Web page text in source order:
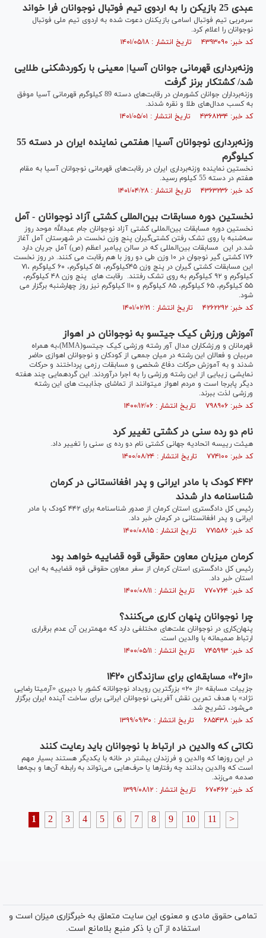
عبدی 25 بازیکن را به اردوی تیم فوتبال نوجوانان فرا خواند
سرمربی تیم فوتبال اسامی بازیکنان دعوت شده به اردوی تیم ملی فوتبال
نوجوانان را اعلام کرد.
کد خبر: ۴۳۹۳۰۹۰ تاریخ انتشار : ۱۴۰۱/۰۵/۱۸
وزنه‌برداری قهرمانی جوانان آسیا| معینی با رکوردشکنی طلایی
شد/ کشتکار برنز گرفت
وزنه‌برداران جوانان کشورمان در رقابت‌های دسته 89 کیلوگرم قهرمانی آسیا موفق
به کسب مدال‌های طلا و نقره شدند.
کد خبر: ۴۳۶۸۲۳۴ تاریخ انتشار : ۱۴۰۱/۰۵/۰۱
وزنه‌برداری نوجوانان آسیا| هفتمی نماینده ایران در دسته 55
کیلوگرم
نخستین نماینده وزنه‌برداری ایران در رقابت‌های قهرمانی نوجوانان آسیا به مقام
هفتم در دسته 55 کیلوم رسید.
کد خبر: ۴۳۶۳۲۳۶ تاریخ انتشار : ۱۴۰۱/۰۴/۲۸
نخستین دوره مسابقات بین‌المللی کشتی آزاد نوجوانان - آمل
نخستین دوره مسابقات بین‌المللی کشتی آزاد نوجوانان جام عبدالله موحد روز
سه‌شنبه با روی تشک رفتن کشتی‌گیران پنج وزن نخست در شهرستان آمل آغاز
شد.در این مسابقات بین‌المللی که در سالن پیامبر اعظم (ص) آمل جریان دارد
۱۷۶ کشتی گیر نوجوان در ۱۰ وزن طی دو روز با هم رقابت می کنند. در روز نخست
این مسابقات کشتی گیران در پنج وزن ۴۵کیلوگرم، ۵۱ کیلوگرم، ۶۰ کیلوگرم ،۷۱
کیلوگرم و ۹۲ کیلوگرم به روی تشک رفتند. رقابت های پنج وزن ۴۸ کیلوگرم،
۵۵ کیلوگرم، ۶۵ کیلوگرم، ۸۵ کیلوگرم و ۱۱۰ کیلوگرم نیز روز چهارشنبه برگزار می
شود.
کد خبر: ۴۲۶۲۲۹۲ تاریخ انتشار : ۱۴۰۱/۰۲/۲۱
آموزش ورزش کیک جیتسو به نوجوانان در اهواز
قهرمانان و ورزشکاران مدال آور رشته ورزشی کیک جیتسو(MMA)،به همراه
مربیان و فعالان این رشته در میان جمعی از کودکان و نوجوانان اهوازی حاضر
شدند و به آموزش حرکات دفاع شخصی و مسابقات رزمی پرداختند و حرکات
نمایشی زیبایی از این رشته ورزشی را به اجرا درآوردند. این گردهمایی چند هفته
دیگر پابرجا است و مردم اهواز میتوانند از تماشای جذابیت های این رشته
ورزشی لذت ببرند.
کد خبر: ۷۹۸۹۰۶ تاریخ انتشار : ۱۴۰۰/۱۲/۰۶
نام دو رده سنی در کشتی تغییر کرد
هیئت رییسه اتحادیه جهانی کشتی نام دو رده ی سنی را تغییر داد.
کد خبر: ۷۷۴۱۰۰ تاریخ انتشار : ۱۴۰۰/۰۸/۲۴
۴۴۲ کودک با مادر ایرانی و پدر افغانستانی در کرمان
شناسنامه دار شدند
رئیس کل دادگستری استان کرمان از صدور شناسنامه برای ۴۴۲ کودک با مادر
ایرانی و پدر افغانستانی در کرمان خبر داد.
کد خبر: ۷۷۱۵۸۶ تاریخ انتشار : ۱۴۰۰/۰۸/۱۵
کرمان میزبان معاون حقوقی قوه قضاییه خواهد بود
رئیس کل دادگستری استان کرمان از سفر معاون حقوقی قوه قضاییه به این
استان خبر داد.
کد خبر: ۷۷۰۷۶۴ تاریخ انتشار : ۱۴۰۰/۰۸/۱۱
چرا نوجوانان پنهان کاری می‌کنند؟
پنهان‌کاری در نوجوانان علت‌های مختلفی دارد که مهمترین آن عدم برقراری
ارتباط صمیمانه با والدین است.
کد خبر: ۷۴۵۹۹۳ تاریخ انتشار : ۱۴۰۰/۰۵/۱۱
«از۲۰» مسابقه‌ای برای سازندگان ۱۴۲۰
جزییات مسابقه «از ۲۰» بزرگترین رویداد نوجوانانه کشور با دبیری «آرمیتا رضایی
نژاد» با هدف تمرین نقش آفرینی نوجوانان ایرانی برای ساخت آینده ایران برگزار
می‌شود، تشریح شد.
کد خبر: ۶۸۵۴۳۸ تاریخ انتشار : ۱۳۹۹/۰۹/۳۰
نکاتی که والدین در ارتباط با نوجوانان باید رعایت کنند
در این روز‌ها که والدین و فرزندان بیشتر در خانه با یکدیگر هستند بسیار مهم
است که والدین بدانند چه رفتار‌ها یا حرف‌هایی می‌تواند به رابطه آن‌ها و بچه‌ها
صدمه می‌زند.
کد خبر: ۶۷۰۴۶۲ تاریخ انتشار : ۱۳۹۹/۰۸/۱۲
1 2 3 4 5 6 7 8 9 10 11 >
تمامی حقوق مادی و معنوی این سایت متعلق به خبرگزاری میزان است و
استفاده از آن با ذکر منبع بلامانع است.